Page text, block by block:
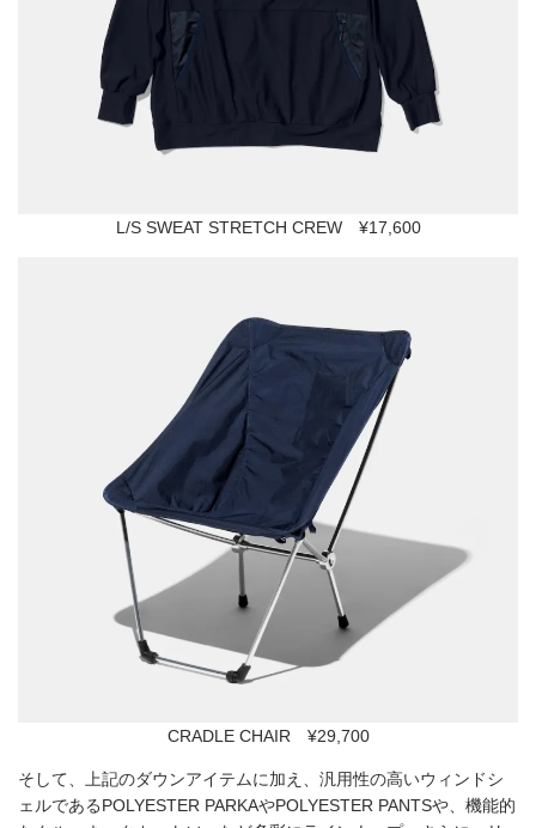
L/S SWEAT STRETCH CREW ¥17,600
CRADLE CHAIR ¥29,700
そして、上記のダウンアイテムに加え、汎用性の高いウィンドシ
ェルであるPOLYESTER PARKAやPOLYESTER PANTSや、機能的